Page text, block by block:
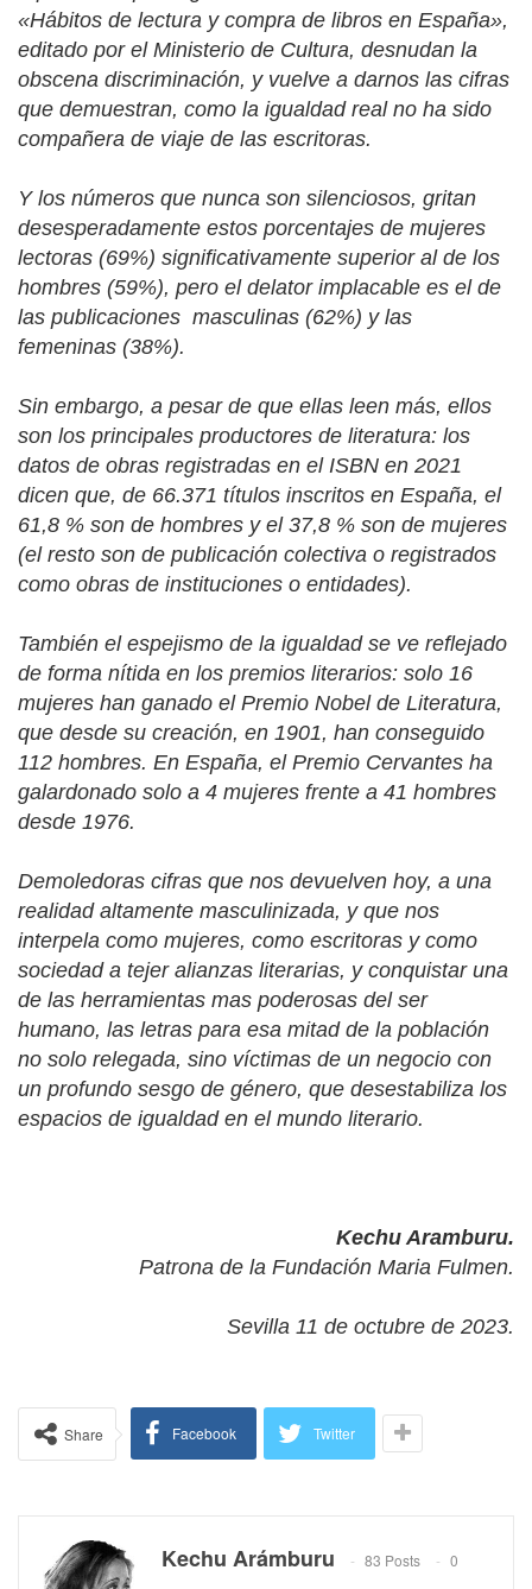
«Hábitos de lectura y compra de libros en España»,
editado por el Ministerio de Cultura, desnudan la
obscena discriminación, y vuelve a darnos las cifras
que demuestran, como la igualdad real no ha sido
compañera de viaje de las escritoras.
Y los números que nunca son silenciosos, gritan
desesperadamente estos porcentajes de mujeres
lectoras (69%) significativamente superior al de los
hombres (59%), pero el delator implacable es el de
las publicaciones masculinas (62%) y las
femeninas (38%).
Sin embargo, a pesar de que ellas leen más, ellos
son los principales productores de literatura: los
datos de obras registradas en el ISBN en 2021
dicen que, de 66.371 títulos inscritos en España, el
61,8 % son de hombres y el 37,8 % son de mujeres
(el resto son de publicación colectiva o registrados
como obras de instituciones o entidades).
También el espejismo de la igualdad se ve reflejado
de forma nítida en los premios literarios: solo 16
mujeres han ganado el Premio Nobel de Literatura,
que desde su creación, en 1901, han conseguido
112 hombres. En España, el Premio Cervantes ha
galardonado solo a 4 mujeres frente a 41 hombres
desde 1976.
Demoledoras cifras que nos devuelven hoy, a una
realidad altamente masculinizada, y que nos
interpela como mujeres, como escritoras y como
sociedad a tejer alianzas literarias, y conquistar una
de las herramientas mas poderosas del ser
humano, las letras para esa mitad de la población
no solo relegada, sino víctimas de un negocio con
un profundo sesgo de género, que desestabiliza los
espacios de igualdad en el mundo literario.
Kechu Aramburu.
Patrona de la Fundación Maria Fulmen.
Sevilla 11 de octubre de 2023.
Share Facebook Twitter
Kechu Arámburu 83 Posts
0